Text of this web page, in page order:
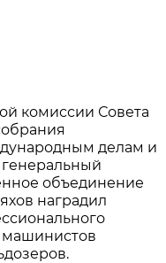
комиссии Совета
делам и
объединение
наградил
машинистов